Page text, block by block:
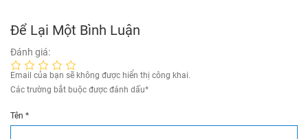
Để Lại Một Bình Luận
Đánh giá:
Email của bạn sẽ không được hiển thị công khai.
Các trường bắt buộc được đánh dấu*
Tên *